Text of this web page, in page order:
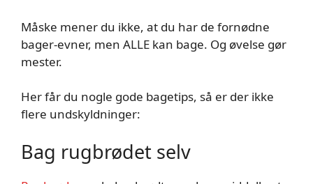
Måske mener du ikke, at du har de fornødne
bager-evner, men ALLE kan bage. Og øvelse gør
mester.
Her får du nogle gode bagetips, så er der ikke
flere undskyldninger:
Bag rugbrødet selv